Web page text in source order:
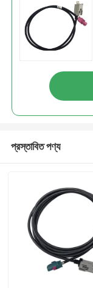
প্রস্তাবিত পণ্য